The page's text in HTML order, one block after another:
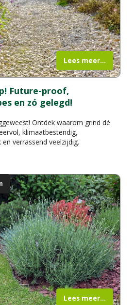
Future-proof,
en zó gelegd!
Ontdek waarom grind dé
klimaatbestendig,
verrassend veelzijdig.
Lees meer...
Lees meer...